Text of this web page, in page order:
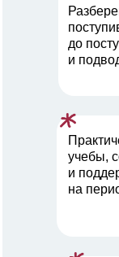
учебы,
и
на
до
и